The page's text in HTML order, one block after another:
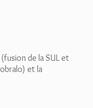
de la SUL et
et la